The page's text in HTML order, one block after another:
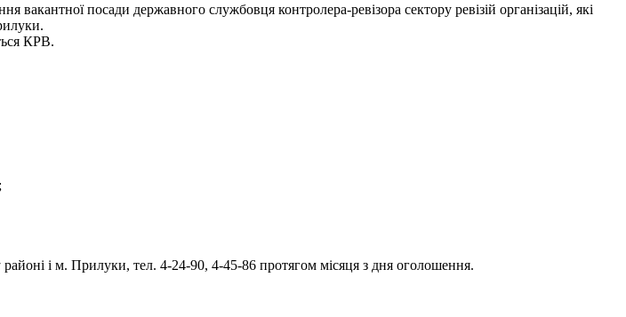
вакантної посади державного службовця контролера-ревізора сектору ревізій організацій, які
КРВ.
і м. Прилуки, тел. 4-24-90, 4-45-86 протягом місяця з дня оголошення.